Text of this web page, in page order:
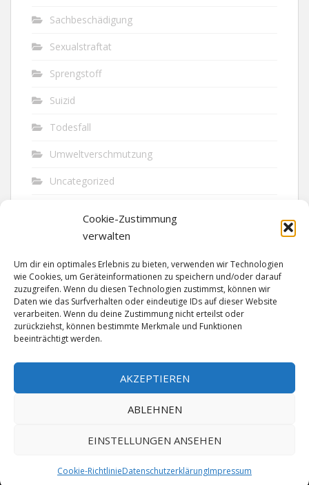
Cookie-Zustimmung
verwalten
Um dir ein optimales Erlebnis zu bieten, verwenden wir Technologien
wie Cookies, um Geräteinformationen zu speichern und/oder darauf
zuzugreifen. Wenn du diesen Technologien zustimmst, können wir
Daten wie das Surfverhalten oder eindeutige IDs auf dieser Website
verarbeiten. Wenn du deine Zustimmung nicht erteilst oder
zurückziehst, können bestimmte Merkmale und Funktionen
beeinträchtigt werden.
AKZEPTIEREN
ABLEHNEN
EINSTELLUNGEN ANSEHEN
Cookie-RichtlinieDatenschutzerklärungImpressum
Sachbeschädigung
Sexualstraftat
Sprengstoff
Suizid
Todesfall
Umweltverschmutzung
Uncategorized
Vandalismus
Verkehr
Verkehrsunfall
Vermisst
Waffen
MADE SINCE 1999 WITH ♥ BYABELNET| POWERED BYNADV